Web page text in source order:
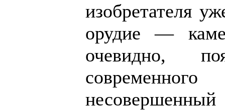
изобретателя
орудие —
очевидно,